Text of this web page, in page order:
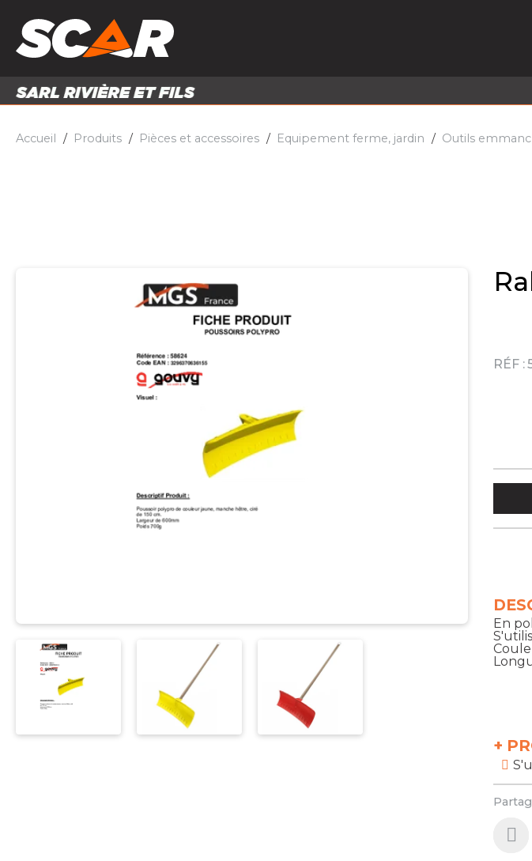
PIÈCES ET ACCESSOIRES
Accueil Produits Pièces et accessoires Equipement ferme, jardin Outils
RÉF :
+
En